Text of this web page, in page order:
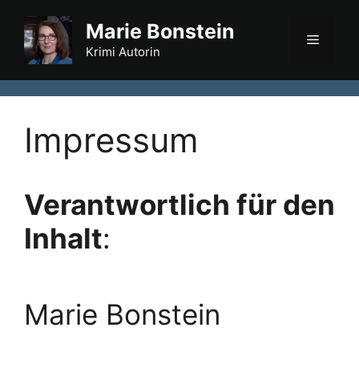
Inhalt
springen
Marie Bonstein
Krimi Autorin
Menü
Impressum
Verantwortlich für den
Inhalt:
Marie Bonstein